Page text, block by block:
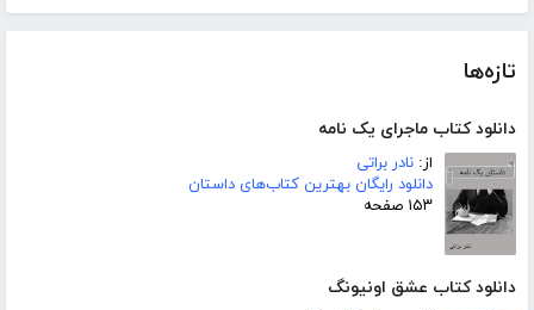
تازه‌ها
دانلود کتاب ماجرای یک نامه
از: نادر براتی
دانلود رایگان بهترین کتاب‌های داستان
۱۵۳ صفحه
دانلود کتاب عشق اونیونگ